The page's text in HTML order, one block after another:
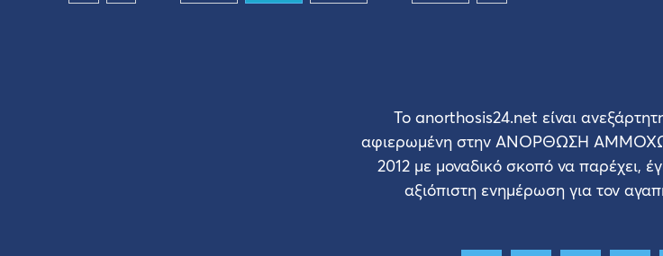
Το anorthosis24.net είναι
αφιερωμένη στην ΑΝΟΡΘΩΣΗ
2012 με μοναδικό σκοπό να παρέχει,
αξιόπιστη ενημέρωση για τον